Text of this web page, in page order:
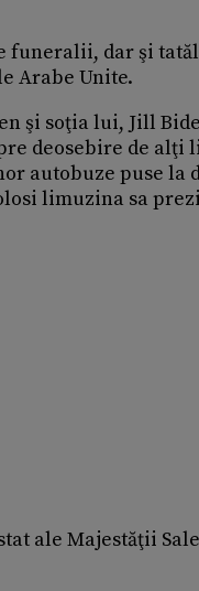
funeralii, dar şi
Arabe Unite.
şi soţia lui, Jill
deosebire de alţi
autobuze puse la
limuzina sa
ale Majestăţii